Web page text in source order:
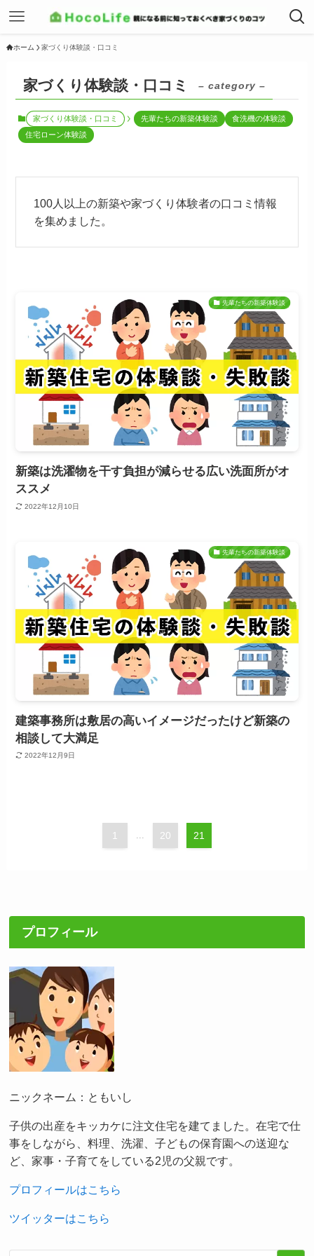
ホーム 家づくり体験談・口コミ
家づくり体験談・口コミ – category –
家づくり体験談・口コミ 先輩たちの新築体験談
食洗機の体験談
住宅ローン体験談
100人以上の新築や家づくり体験者の口コミ情報
を集めました。
先輩たちの新築体験談
新築は洗濯物を干す負担が減らせる広い洗面所がオ
ススメ
2022年12月10日
先輩たちの新築体験談
建築事務所は敷居の高いイメージだったけど新築の
相談して大満足
2022年12月9日
1 20 21
プロフィール
ニックネーム：ともいし
子供の出産をキッカケに注文住宅を建てました。在宅で仕
事をしながら、料理、洗濯、子どもの保育園への送迎な
ど、家事・子育てをしている2児の父親です。
プロフィールはこちら
ツイッターはこちら